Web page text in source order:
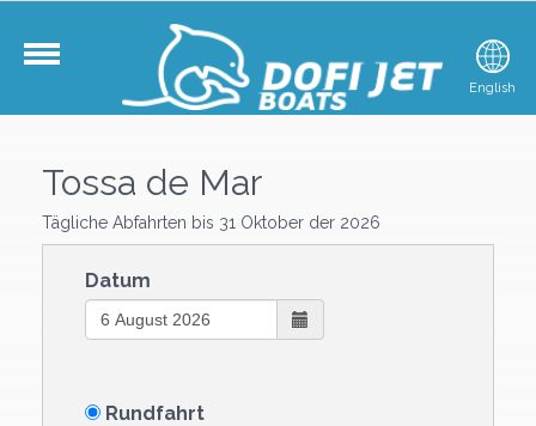
Deutsch English
Tossa de Mar
Tägliche Abfahrten bis 31 Oktober der 2026
Datum
Rundfahrt